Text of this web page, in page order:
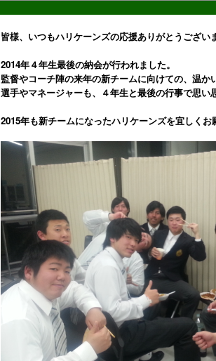
皆様、いつもハリケーンズの応援ありがとうござい
2014年４年生最後の納会が行われました。
監督やコーチ陣の来年の新チームに向けての、温か
選手やマネージャーも、４年生と最後の行事で思い
2015年も新チームになったハリケーンズを宜しくお